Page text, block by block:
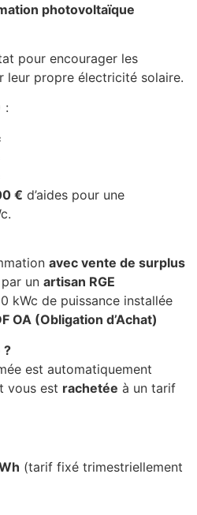
photovoltaïque
pour encourager les
leur propre électricité solaire.
:
€ d’aides pour une
avec vente de surplus
un artisan RGE
kWc de puissance installée
OA (Obligation d’Achat)
?
est automatiquement
vous est rachetée à un tarif
(tarif fixé trimestriellement